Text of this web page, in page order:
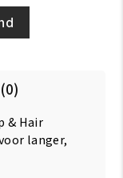
& Hair
langer,